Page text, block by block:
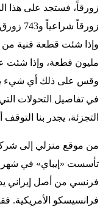
وإذا شئت قطعة فنية من
مليون قطعة، وإذا شئت
وقس على ذلك أي شيء
في تفاصيل التحولات
التجزئة، يجدر بنا
من موقع منزلي إلى
فرنسي من أصل إيراني
فرانسيسكو الأمريكية.